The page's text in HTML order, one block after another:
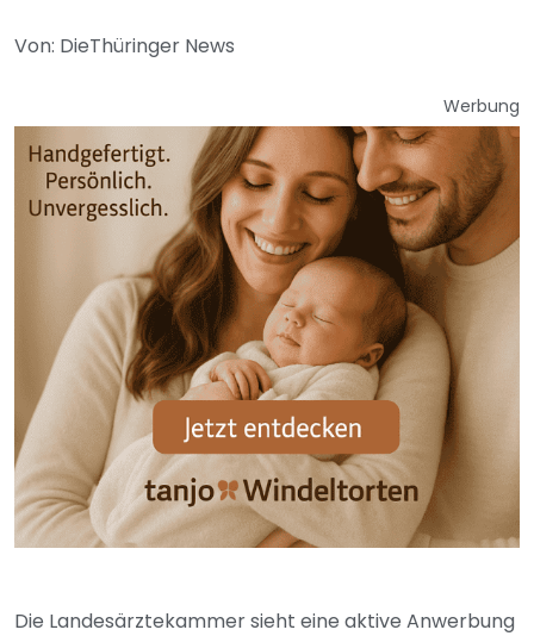
Von: DieThüringer News
Werbung
Die Landesärztekammer sieht eine aktive Anwerbung